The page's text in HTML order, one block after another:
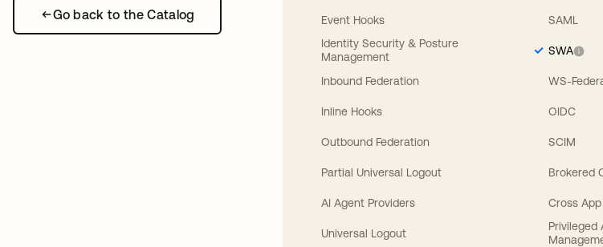
Go back to the Catalog
Event Hooks
Identity Security & Posture
Management
Inbound Federation
Inline Hooks
Outbound Federation
Partial Universal Logout
AI Agent Providers
Universal Logout
SAML
SWA
WS-
OIDC
SCIM
Brokered
Cross
Privileged